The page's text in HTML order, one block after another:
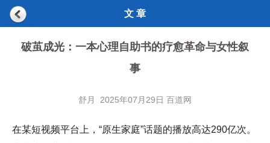
文 章
破茧成光：一本心理自助书的疗愈革命与女性叙
事
舒月 2025年07月29日 百道网
在某短视频平台上，“原生家庭”话题的播放高达290亿次。